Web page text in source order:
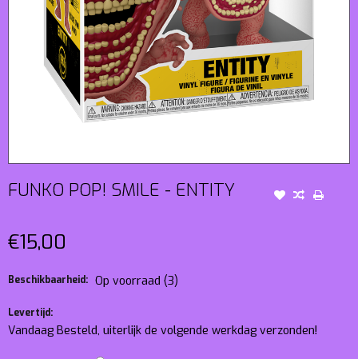
FUNKO POP! SMILE - ENTITY
€15,00
Beschikbaarheid: Op voorraad (3)
Levertijd:
Vandaag Besteld, uiterlijk de volgende werkdag verzonden!